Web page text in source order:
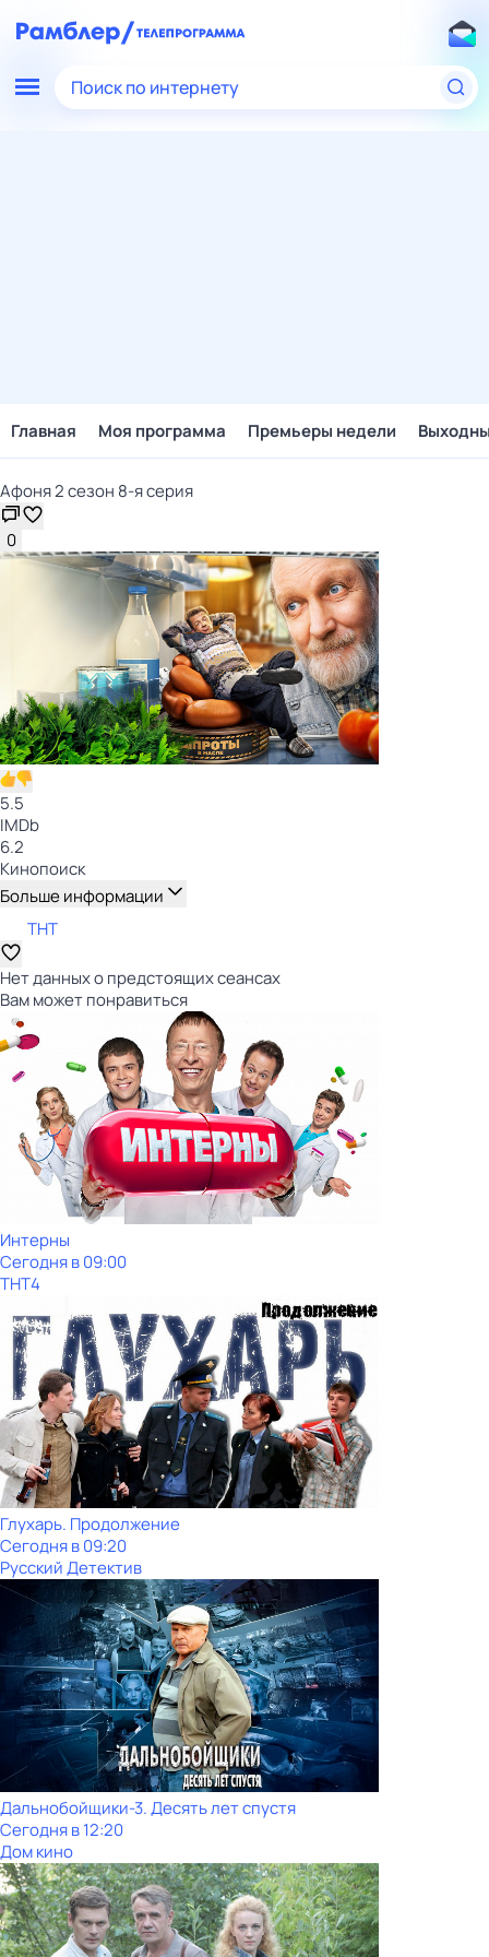
Поиск по интернету
Главная Моя программа Премьеры недели
Афоня 2 сезон 8-я серия
0
5.5
IMDb
6.2
Кинопоиск
Больше информации
ТНТ
Нет данных о предстоящих сеансах
Вам может понравиться
Интерны
Сегодня в 09:00
ТНТ4
Глухарь. Продолжение
Сегодня в 09:20
Русский Детектив
Дальнобойщики-3. Десять лет спустя
Сегодня в 12:20
Дом кино